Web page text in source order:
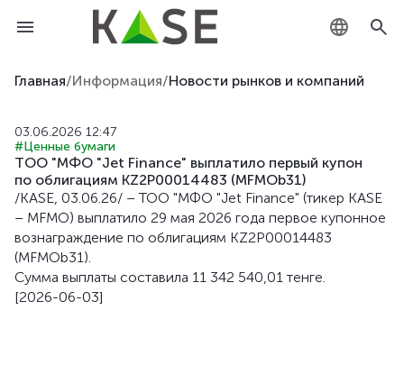
KZ
EN
Главная/Информация/Новости рынков и компаний
03.06.2026 12:47
#Ценные бумаги
ТОО "МФО "Jet Finance" выплатило первый купон
по облигациям KZ2P00014483 (MFMOb31)
/KASE, 03.06.26/ – ТОО "МФО "Jet Finance" (тикер KASE
– MFMO) выплатило 29 мая 2026 года первое купонное
вознаграждение по облигациям KZ2P00014483
(MFMOb31).
Сумма выплаты составила 11 342 540,01 тенге.
[2026-06-03]